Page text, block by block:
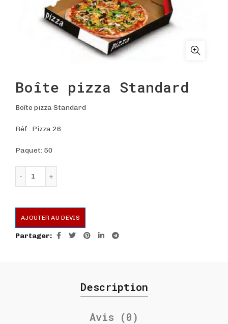
Boîte pizza Standard
Boîte pizza Standard
Réf : Pizza 26
Paquet: 50
AJOUTER AU DEVIS
Partager
Description
Avis (0)